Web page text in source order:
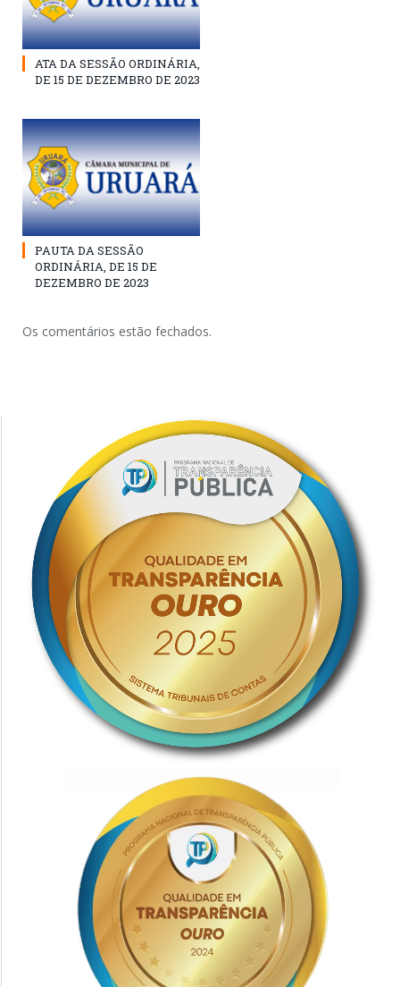
ATA DA SESSÃO ORDINÁRIA,
DE 15 DE DEZEMBRO DE 2023
PAUTA DA SESSÃO
ORDINÁRIA, DE 15 DE
DEZEMBRO DE 2023
Os comentários estão fechados.